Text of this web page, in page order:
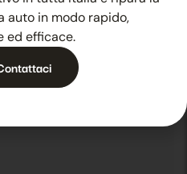
2025 News
qui fait évoluer
auto in modo rapido,
ed efficace.